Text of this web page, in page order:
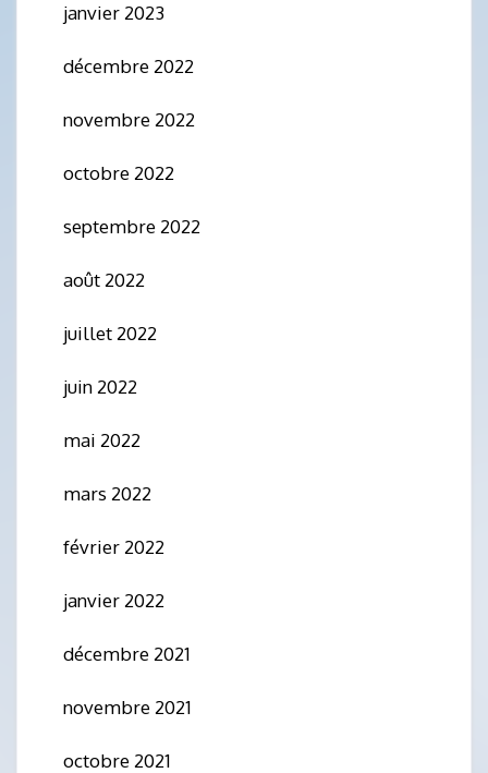
janvier 2023
décembre 2022
novembre 2022
octobre 2022
septembre 2022
août 2022
juillet 2022
juin 2022
mai 2022
mars 2022
février 2022
janvier 2022
décembre 2021
novembre 2021
octobre 2021